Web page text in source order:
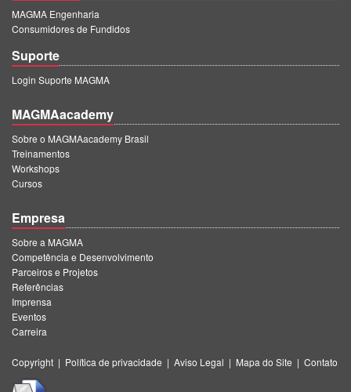
MAGMA Engenharia
Consumidores de Fundidos
Suporte
Login Suporte MAGMA
MAGMAacademy
Sobre o MAGMAacademy Brasil
Treinamentos
Workshops
Cursos
Empresa
Sobre a MAGMA
Competência e Desenvolvimento
Parceiros e Projetos
Referências
Imprensa
Eventos
Carreira
Copyright | Política de privacidade | Aviso Legal | Mapa do Site | Contato